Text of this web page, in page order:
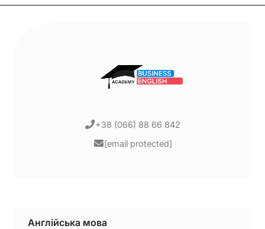
+38 (066) 88 66 842
[email protected]
Англійська мова